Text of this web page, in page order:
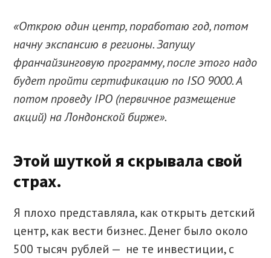
«Открою один центр, поработаю год, потом
начну экспансию в регионы. Запущу
франчайзинговую программу, после этого надо
будет пройти сертификацию по ISO 9000. А
потом проведу IPO (первичное размещение
акций) на Лондонской бирже».
Этой шуткой я скрывала свой
страх.
Я плохо представляла, как открыть детский
центр, как вести бизнес. Денег было около
500 тысяч рублей — не те инвестиции, с